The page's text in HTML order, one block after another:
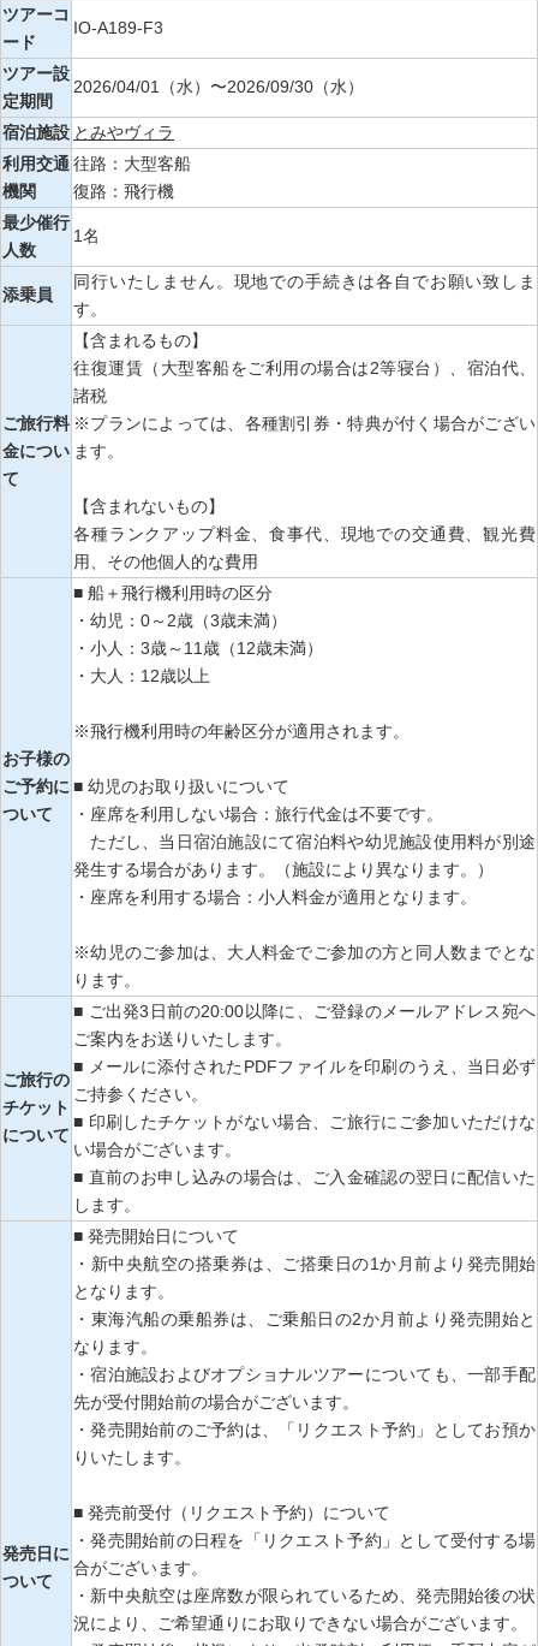
ツアーコ
ード
IO-A189-F3
ツアー設
定期間
2026/04/01（水）〜2026/09/30（水）
宿泊施設 とみやヴィラ
利用交通
機関
往路：大型客船
復路：飛行機
最少催行
人数
1名
添乗員
同行いたしません。現地での手続きは各自でお願い致しま
す。
ご旅行料
金につい
て
【含まれるもの】
往復運賃（大型客船をご利用の場合は2等寝台）、宿泊代、
諸税
※プランによっては、各種割引券・特典が付く場合がござい
ます。
【含まれないもの】
各種ランクアップ料金、食事代、現地での交通費、観光費
用、その他個人的な費用
お子様の
ご予約に
ついて
■ 船＋飛行機利用時の区分
・幼児：0～2歳（3歳未満）
・小人：3歳～11歳（12歳未満）
・大人：12歳以上
※飛行機利用時の年齢区分が適用されます。
■ 幼児のお取り扱いについて
・座席を利用しない場合：旅行代金は不要です。
ただし、当日宿泊施設にて宿泊料や幼児施設使用料が別途
発生する場合があります。（施設により異なります。）
・座席を利用する場合：小人料金が適用となります。
※幼児のご参加は、大人料金でご参加の方と同人数までとな
ります。
ご旅行の
チケット
について
■ ご出発3日前の20:00以降に、ご登録のメールアドレス宛へ
ご案内をお送りいたします。
■ メールに添付されたPDFファイルを印刷のうえ、当日必ず
ご持参ください。
■ 印刷したチケットがない場合、ご旅行にご参加いただけな
い場合がございます。
■ 直前のお申し込みの場合は、ご入金確認の翌日に配信いた
します。
発売日に
ついて
■ 発売開始日について
・新中央航空の搭乗券は、ご搭乗日の1か月前より発売開始
となります。
・東海汽船の乗船券は、ご乗船日の2か月前より発売開始と
なります。
・宿泊施設およびオプショナルツアーについても、一部手配
先が受付開始前の場合がございます。
・発売開始前のご予約は、「リクエスト予約」としてお預か
りいたします。
■ 発売前受付（リクエスト予約）について
・発売開始前の日程を「リクエスト予約」として受付する場
合がございます。
・新中央航空は座席数が限られているため、発売開始後の状
況により、ご希望通りにお取りできない場合がございます。